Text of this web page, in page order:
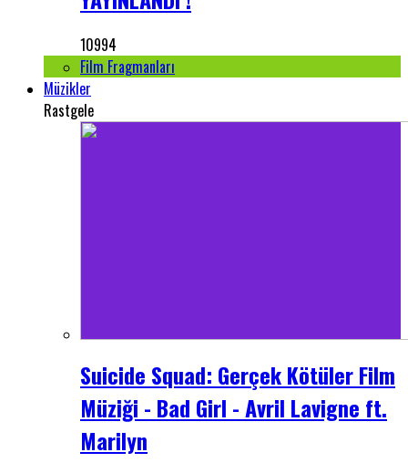
10994
Film Fragmanları
Müzikler
Rastgele
Suicide Squad: Gerçek Kötüler Film
Müziği - Bad Girl - Avril Lavigne ft.
Marilyn